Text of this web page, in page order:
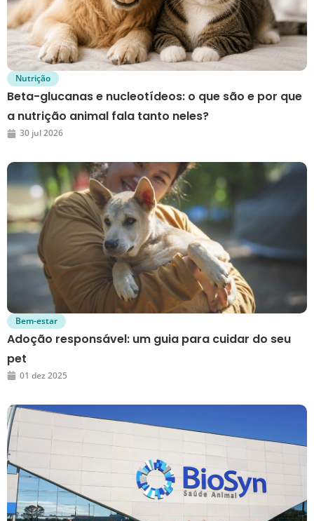
Nutrição
Beta-glucanas e nucleotídeos: o que são e por que
a nutrição animal fala tanto neles?
30 jul 2026
Bem-estar
Adoção responsável: um guia para cuidar do seu
pet
01 dez 2025